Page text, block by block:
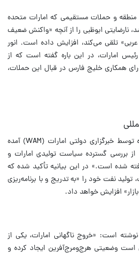
منطقه و حملات مستقیمی که امارات متحده
نارضایتی ابوظبی را از آنچه «واکنش ضعیف
تلقی می‌کند، افزایش داده است. انور
امارات، در این باره گفته است که از
همکاری خلیج فارس در قبال این حملات،
در بیانیه رسمی منتشر شده توسط خبرگزاری دولتی امارات (WAM) آمده
بررسی گسترده سیاست تولیدی امارات و
شده است.» در این بیانیه تأکید شده که
نفت خود را «به تدریج و با برنامه‌ریزی
افزایش خواهد داد.
نوشته است: «خروج ناگهانی امارات، یکی از
وضعیتی هرج‌ومرج‌آفرین ایجاد کرده و